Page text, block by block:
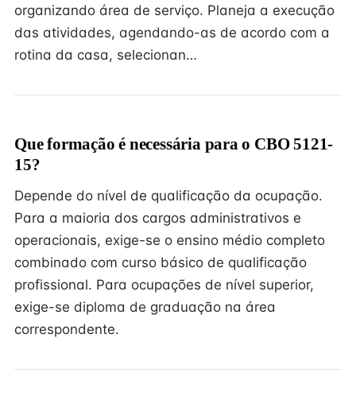
organizando área de serviço. Planeja a execução
das atividades, agendando-as de acordo com a
rotina da casa, selecionan…
Que formação é necessária para o CBO 5121-
15?
Depende do nível de qualificação da ocupação.
Para a maioria dos cargos administrativos e
operacionais, exige-se o ensino médio completo
combinado com curso básico de qualificação
profissional. Para ocupações de nível superior,
exige-se diploma de graduação na área
correspondente.